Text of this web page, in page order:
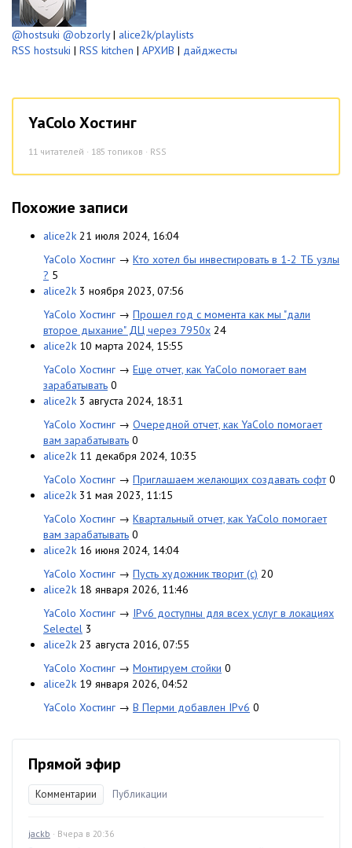
@hostsuki @obzorly| alice2k/playlists
RSS hostsuki | RSS kitchen | АРХИВ | дайджесты
YaColo Хостинг
11 читателей · 185 топиков · RSS
Похожие записи
alice2k 21 июля 2024, 16:04
YaColo Хостинг → Кто хотел бы инвестировать в 1-2 ТБ узлы
? 5
alice2k 3 ноября 2023, 07:56
YaColo Хостинг → Прошел год с момента как мы "дали
второе дыхание" ДЦ через 7950x 24
alice2k 10 марта 2024, 15:55
YaColo Хостинг → Еще отчет, как YaColo помогает вам
зарабатывать 0
alice2k 3 августа 2024, 18:31
YaColo Хостинг → Очередной отчет, как YaColo помогает
вам зарабатывать 0
alice2k 11 декабря 2024, 10:35
YaColo Хостинг → Приглашаем желающих создавать софт 0
alice2k 31 мая 2023, 11:15
YaColo Хостинг → Квартальный отчет, как YaColo помогает
вам зарабатывать 0
alice2k 16 июня 2024, 14:04
YaColo Хостинг → Пусть художник творит (с) 20
alice2k 18 января 2026, 11:46
YaColo Хостинг → IPv6 доступны для всех услуг в локациях
Selectel 3
alice2k 23 августа 2016, 07:55
YaColo Хостинг → Монтируем стойки 0
alice2k 19 января 2026, 04:52
YaColo Хостинг → В Перми добавлен IPv6 0
Прямой эфир
Комментарии Публикации
jackb · Вчера в 20:36